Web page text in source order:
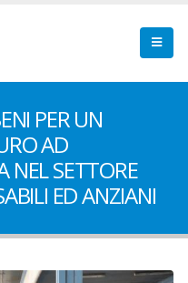
PER UN
AD
NEL SETTORE
ED ANZIANI